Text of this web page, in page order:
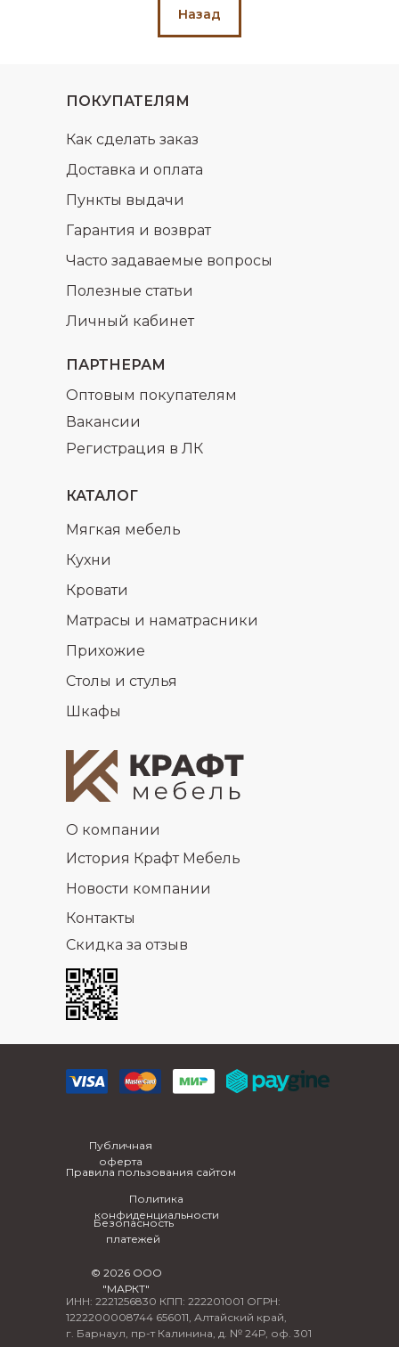
Назад
ПАРТНЕРАМ
Регистрация в ЛК
Оптовым покупателям
Вакансии
КАТАЛОГ
Кухни
Мягкая мебель
Кровати
Матрасы и наматрасники
Прихожие
Столы и стулья
Шкафы
ПОКУПАТЕЛЯМ
Доставка и оплата
Часто задаваемые вопросы
Гарантия и возврат
Полезные статьи
Пункты выдачи
Как сделать заказ
Личный кабинет
О компании
История Крафт Мебель
Новости компании
Контакты
Скидка за отзыв
Публичная
оферта
Правила пользования сайтом
Политика
конфиденциальности
Безопасность
платежей
© 2026 ООО
"МАРКТ"
ИНН: 2221256830 КПП: 222201001 ОГРН:
1222200008744 656011, Алтайский край,
г. Барнаул, пр-т Калинина, д. № 24Р, оф. 301